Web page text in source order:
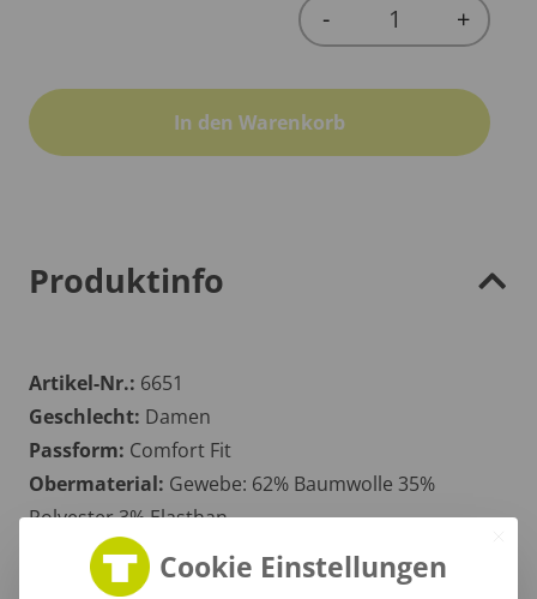
Quantity
- +
In den Warenkorb
Produktinfo
Artikel-Nr.: 6651
Geschlecht: Damen
Passform: Comfort Fit
Obermaterial: Gewebe: 62% Baumwolle 35%
Polyester 3% Elasthan
Grammatur: 130 g/m²
Zertifikate : OEKOTEX 100
Cookie Einstellungen